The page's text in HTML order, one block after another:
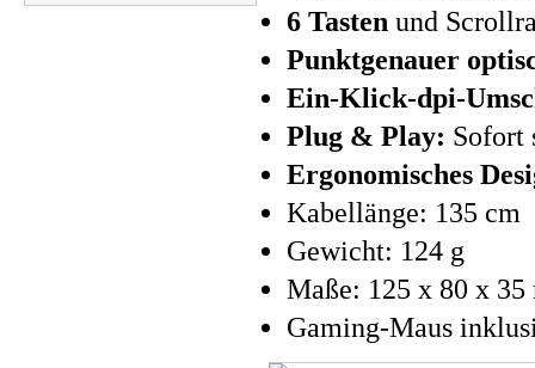
6 Tasten und
Punktgenauer
Ein-Klick-dpi-
Plug & Play: Sofort
Ergonomisches
Kabellänge: 135 cm
Gewicht: 124 g
Maße: 125 x 80 x 35
Gaming-Maus